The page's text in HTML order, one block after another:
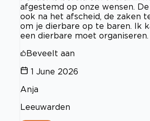
afgestemd op onze wensen.
ook na het afscheid, de zaken
om je dierbare op te baren. Ik
een dierbare moet organiseren.
Beveelt aan
1 June 2026
Anja
Leeuwarden